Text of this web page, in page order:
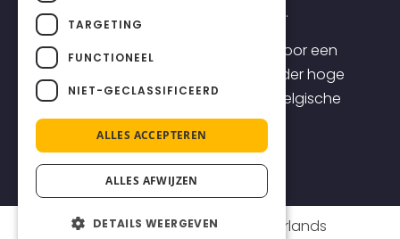
transparantie en voorspelbaarheid.
Daarom bieden we websites aan voor een
transparante all-inclusive prijs, zonder hoge
opstartkosten, inclusief topklasse Belgische
support.
Français(Frans) Nederlands
TARGETING
FUNCTIONEEL
NIET-GECLASSIFICEERD
ALLES ACCEPTEREN
ALLES AFWIJZEN
DETAILS WEERGEVEN